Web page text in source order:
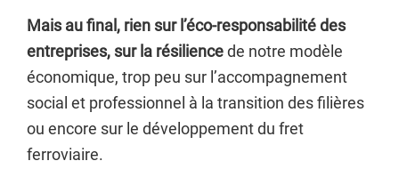
Mais au final, rien sur l’éco-responsabilité des
entreprises, sur la résiliencede notre modèle
économique, trop peu sur l’accompagnement
social et professionnel à la transition des filières
ou encore sur le développement du fret
ferroviaire.